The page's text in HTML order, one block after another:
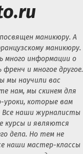
маникюру. А
маникюру.
много информации о
и многое другое.
мы научили вас
нам, мы скинем для
уроки, которые вам
Все наши журналисты
курсы и являются
дела. Но тем не
наши мастер-классы